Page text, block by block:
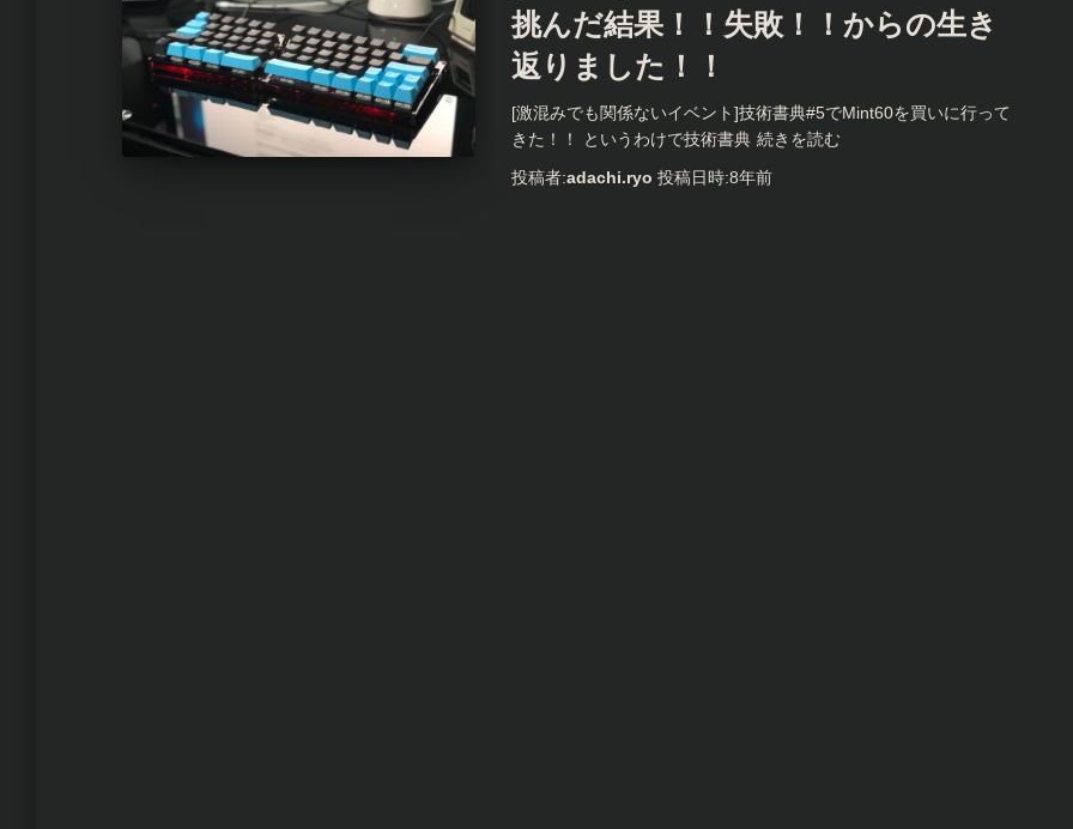
挑んだ結果！！失敗！！からの生き
返りました！！
[激混みでも関係ないイベント]技術書典#5でMint60を買いに行って
きた！！ というわけで技術書典 続きを読む
投稿者:adachi.ryo 投稿日時:8年前